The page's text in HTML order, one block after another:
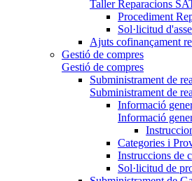
Taller Reparacions
Procediment
Sol·licitud
Ajuts cofinançament
Gestió de compres
Gestió de compres
Subministrament de
Subministrament de
Informació
Informació
Categories i
Instruccions de
Sol·licitud de